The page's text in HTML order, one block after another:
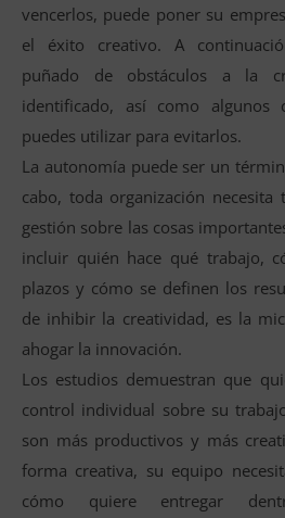
vencerlos, puede poner su
el éxito creativo. A
puñado de obstáculos a la
identificado, así como algunos
puedes utilizar para evitarlos.
La autonomía puede ser un
cabo, toda organización
gestión sobre las cosas
incluir quién hace qué trabajo,
plazos y cómo se definen los
de inhibir la creatividad, es la
ahogar la innovación.
Los estudios demuestran que
control individual sobre su
son más productivos y más
forma creativa, su equipo
cómo quiere entregar